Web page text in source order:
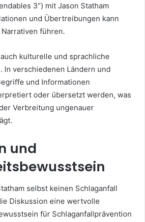
3”) mit Jason Statham
und Übertreibungen kann
führen.
kulturelle und sprachliche
In verschiedenen Ländern und
und Informationen
oder übersetzt werden, was
Verbreitung ungenauer
und
selbst keinen Schlaganfall
Diskussion eine wertvolle
für Schlaganfallprävention